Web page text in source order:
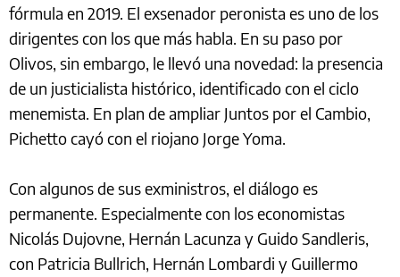
fórmula en 2019. El exsenador peronista es uno de los
dirigentes con los que más habla. En su paso por
Olivos, sin embargo, le llevó una novedad: la presencia
de un justicialista histórico, identificado con el ciclo
menemista. En plan de ampliar Juntos por el Cambio,
Pichetto cayó con el riojano Jorge Yoma.
Con algunos de sus exministros, el diálogo es
permanente. Especialmente con los economistas
Nicolás Dujovne, Hernán Lacunza y Guido Sandleris,
con Patricia Bullrich, Hernán Lombardi y Guillermo